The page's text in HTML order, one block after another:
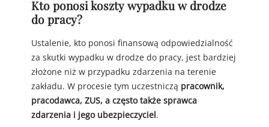
Kto ponosi koszty wypadku w drodze
do pracy?
Ustalenie, kto ponosi finansową odpowiedzialność
za skutki wypadku w drodze do pracy, jest bardziej
złożone niż w przypadku zdarzenia na terenie
zakładu. W procesie tym uczestniczą pracownik,
pracodawca, ZUS, a często także sprawca
zdarzenia i jego ubezpieczyciel.